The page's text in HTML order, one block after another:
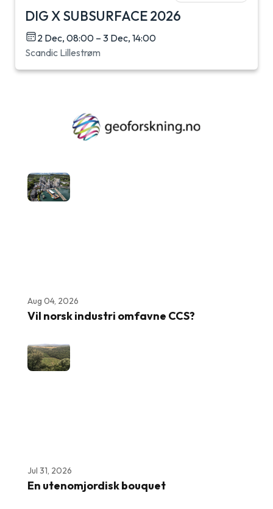
DIG X SUBSURFACE 2026
2 Dec, 08:00 – 3 Dec, 14:00
Scandic Lillestrøm
Aug 04, 2026
Vil norsk industri omfavne CCS?
Jul 31, 2026
En utenomjordisk bouquet